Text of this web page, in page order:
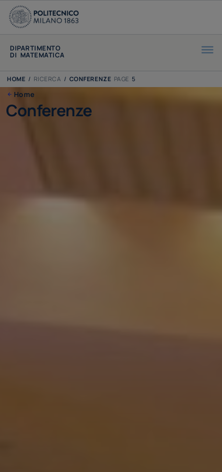
DIPARTIMENTO
DI MATEMATICA
HOME / RICERCA / CONFERENZE PAGE 5
Home
Conferenze